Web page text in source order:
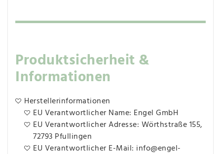
Produktsicherheit &
Informationen
Herstellerinformationen
EU Verantwortlicher Name: Engel GmbH
EU Verantwortlicher Adresse: Wörthstraße 155,
72793 Pfullingen
EU Verantwortlicher E-Mail: info@engel-